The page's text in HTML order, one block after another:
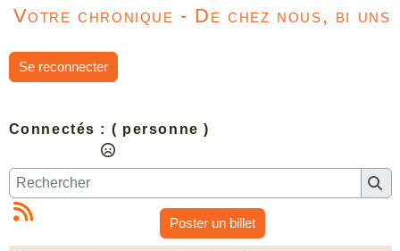
Votre chronique - De chez nous, bi uns
Se reconnecter
Connectés : ( personne )
Poster un billet